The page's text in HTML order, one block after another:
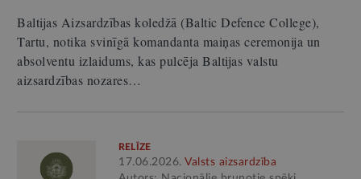
Baltijas Aizsardzības koledžā (Baltic Defence College),
Tartu, notika svinīgā komandanta maiņas ceremonija un
absolventu izlaidums, kas pulcēja Baltijas valstu
aizsardzības nozares…
RELĪZE
17.06.2026. Valsts aizsardzība